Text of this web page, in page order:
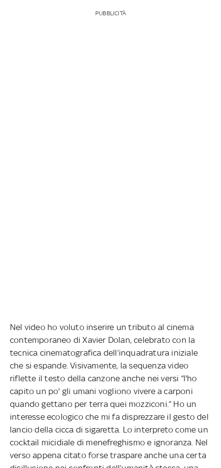
PUBBLICITÀ
Nel video ho voluto inserire un tributo al cinema
contemporaneo di Xavier Dolan, celebrato con la
tecnica cinematografica dell’inquadratura iniziale
che si espande. Visivamente, la sequenza video
riflette il testo della canzone anche nei versi “l'ho
capito un po' gli umani vogliono vivere a carponi
quando gettano per terra quei mozziconi.” Ho un
interesse ecologico che mi fa disprezzare il gesto del
lancio della cicca di sigaretta. Lo interpreto come un
cocktail micidiale di menefreghismo e ignoranza. Nel
verso appena citato forse traspare anche una certa